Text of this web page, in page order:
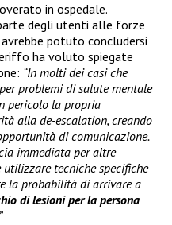
in ospedale.
degli utenti alle forze
potuto concludersi
ha voluto spiegate
“In molti dei casi che
problemi di salute mentale
pericolo la propria
alla de-escalation, creando
di comunicazione.
immediata per altre
tecniche specifiche
la probabilità di arrivare a
di lesioni per la persona